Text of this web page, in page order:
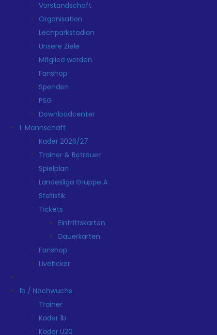
Vorstandschaft
Organisation
Lechparkstadion
Unsere Ziele
Mitglied werden
Fanshop
Spenden
PSG
Downloadcenter
1. Mannschaft
Kader 2026/27
Trainer & Betreuer
Spielplan
Landesliga Gruppe A
Statistik
Tickets
Eintrittskarten
Dauerkarten
Fanshop
Liveticker
1b / Nachwuchs
Trainer
Kader 1b
Kader U20